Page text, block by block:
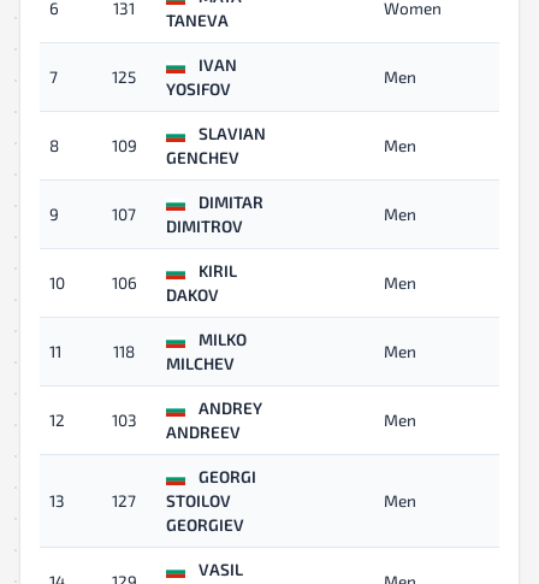
6 131
TANEVA
Women
7 125
IVAN
YOSIFOV
Men
8 109
SLAVIAN
GENCHEV
Men
9 107
DIMITAR
DIMITROV
Men
10 106
KIRIL
DAKOV
Men
11 118
MILKO
MILCHEV
Men
12 103
ANDREY
ANDREEV
Men
13 127
GEORGI
STOILOV
GEORGIEV
Men
VASIL